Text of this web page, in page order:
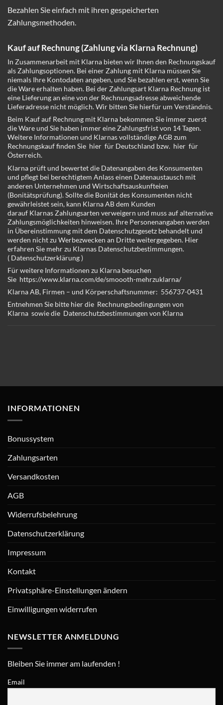
Bezahlen Sie einfach mit ihren gespeicherten
Zahlungsmethoden.
Kauf auf Rechnung (Zahlung via Klarna Rechnung)
In Zusammenarbeit mit Klarna bieten wir Ihnen den Rechnungskauf
als Zahlungsoptionen. Bei einer Zahlung mit Klarna müssen Sie
niemals Ihre Kontodaten angeben, und Sie bezahlen erst, wenn Sie
die Ware erhalten haben. Bei der Zahlungsart Klarna Rechnung ist
eine Lieferung an eine von der Rechnungsadresse abweichende
Lieferadresse nicht möglich. Wir bitten Sie hierfür um Verständnis.
Beim Kauf auf Rechnung mit Klarna bekommen Sie immer zuerst
die Ware und Sie haben immer eine Zahlungsfrist von 14 Tagen.
Weitere Informationen und Klarnas vollständige AGB zum
Rechnungskauf finden Sie hier für Deutschland bzw. hier für
Österreich.
Klarna prüft und bewertet die Datenangaben des Konsumenten
und pflegt bei berechtigtem Anlass einen Datenaustausch mit
anderen Unternehmen und Wirtschaftsauskunfteien
(Bonitätsprüfung). Sollte die Bonität des Konsumenten nicht
gewährleistet sein, kann Klarna AB dem Kunden
darauf Klarnas Zahlungsarten verweigern und muss auf alternative
Zahlungsmöglichkeiten hinweisen. Ihre Personenangaben werden
in Übereinstimmung mit dem Datenschutzgesetz behandelt und
werden nicht zu Werbezwecken an Dritte weitergegeben. Hier
erfahren Sie mehr zu Klarnas Datenschutzbestimmungen.
( Datenschutzerklärung)
Für weitere Informationen zu Klarna besuchen
Sie https://www.klarna.com/de/smoooth-mehrzuklarna/
Klarna AB, Firmen – und Körperschaftsnummer: 556737-0431
Entnehmen Sie bitte hier die Rechnungsbedingungen von
Klarna sowie die Datenschutzbestimmungen von Klarna
INFORMATIONEN
Bonussystem
Zahlungsarten
Versandkosten
AGB
Widerrufsbelehrung
Datenschutzerklärung
Impressum
Kontakt
Privatsphäre-Einstellungen ändern
Einwilligungen widerrufen
NEWSLETTER ANMELDUNG
Bleiben Sie immer am laufenden !
Email